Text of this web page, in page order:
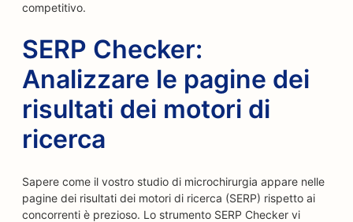
competitivo.
SERP Checker:
Analizzare le pagine dei
risultati dei motori di
ricerca
Sapere come il vostro studio di microchirurgia appare nelle
pagine dei risultati dei motori di ricerca (SERP) rispetto ai
concorrenti è prezioso. Lo strumento SERP Checker vi